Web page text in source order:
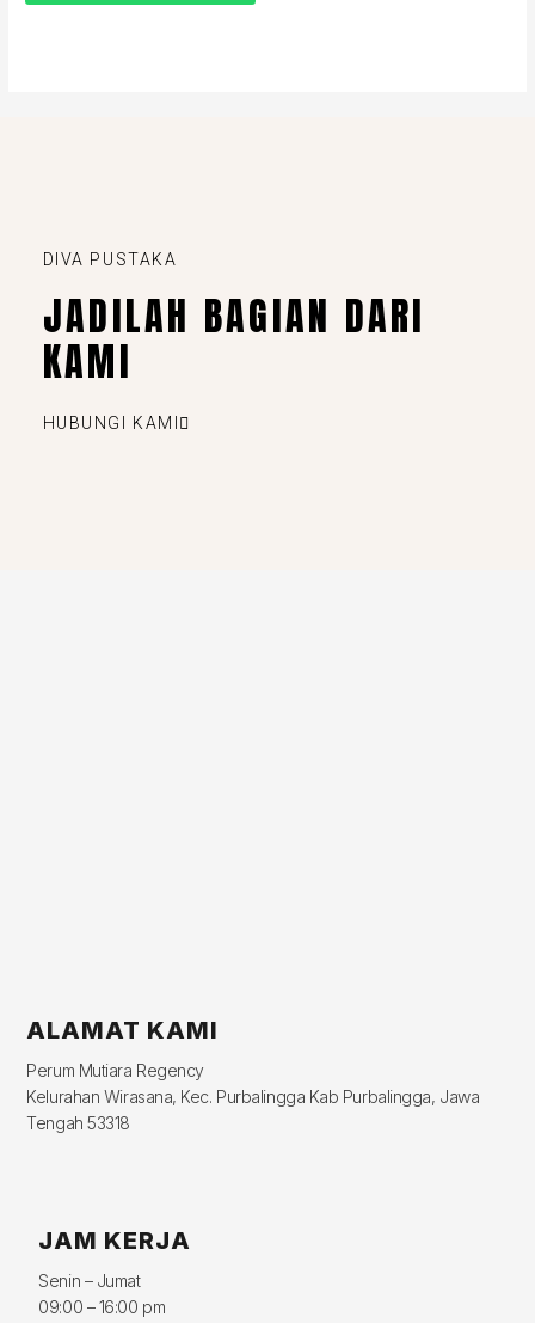
DIVA PUSTAKA
JADILAH BAGIAN DARI
KAMI
HUBUNGI KAMI
ALAMAT KAMI
Perum Mutiara Regency
Kelurahan Wirasana, Kec. Purbalingga Kab Purbalingga, Jawa
Tengah 53318
JAM KERJA
Senin – Jumat
09:00 – 16:00 pm